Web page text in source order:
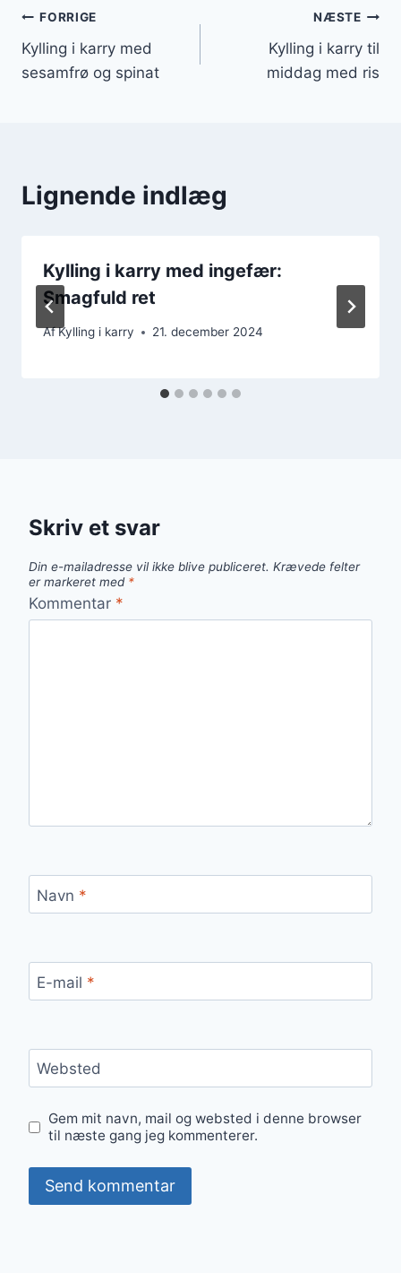
Indlægsnavigation
FORRIGE
Kylling i karry med
sesamfrø og spinat
NÆSTE
Kylling i karry til
middag med ris
Lignende indlæg
Kylling i karry med ingefær:
Smagfuld ret
AfKylling i karry 21. december 2024
Skriv et svar
Din e-mailadresse vil ikke blive publiceret. Krævede felter
er markeret med *
Kommentar *
Navn *
E-mail *
Websted
Gem mit navn, mail og websted i denne browser
til næste gang jeg kommenterer.